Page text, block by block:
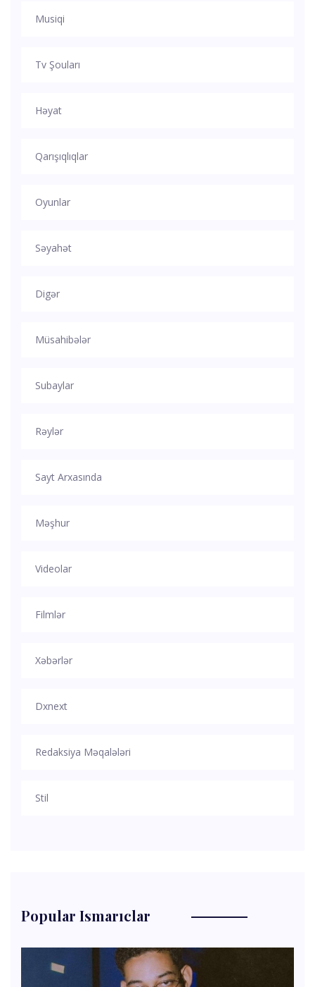
Musiqi
Tv Şouları
Həyat
Qarışıqlıqlar
Oyunlar
Səyahət
Digər
Müsahibələr
Subaylar
Rəylər
Sayt Arxasında
Məşhur
Videolar
Filmlər
Xəbərlər
Dxnext
Redaksiya Məqalələri
Stil
Popular Ismarıclar